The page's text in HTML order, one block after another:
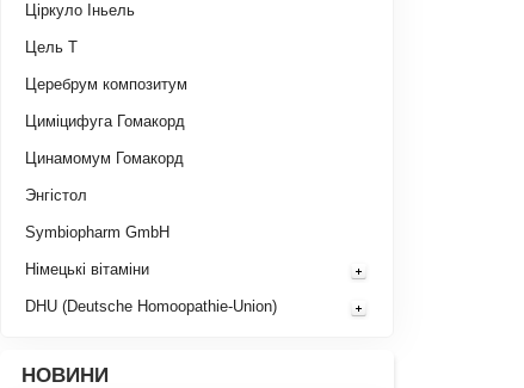
Ціркуло Іньель
Цель Т
Церебрум композитум
Циміцифуга Гомакорд
Цинамомум Гомакорд
Энгістол
Symbiopharm GmbH
Німецькі вітаміни
DHU (Deutsche Homoopathie-Union)
НОВИНИ